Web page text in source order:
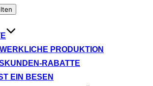
PRODUKTION
RABATTE
EIN BESEN